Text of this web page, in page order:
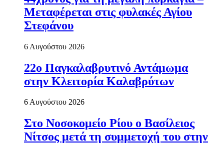
Μεταφέρεται στις φυλακές Αγίου
Στεφάνου
6 Αυγούστου 2026
22ο Παγκαλαβρυτινό Αντάμωμα
στην Κλειτορία Καλαβρύτων
6 Αυγούστου 2026
Στο Νοσοκομείο Ρίου ο Βασίλειος
Νίτσος μετά τη συμμετοχή του στην